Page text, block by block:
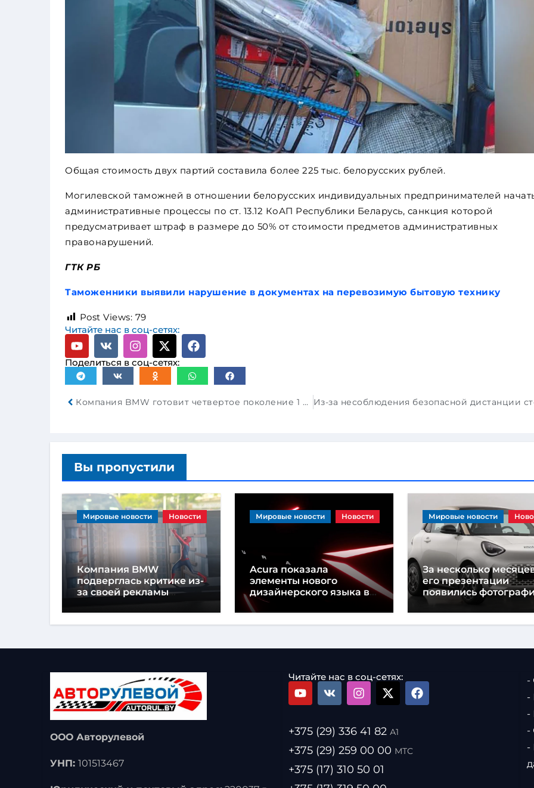
Общая стоимость двух партий составила более 225 тыс. белорусских рублей.
Могилевской таможней в отношении белорусских индивидуальных предпринимателей
административные процессы по ст. 13.12 КоАП Республики Беларусь, санкция которой
предусматривает штраф в размере до 50% от стоимости предметов административных
правонарушений.
ГТК РБ
Таможенники выявили нарушение в документах на перевозимую бытовую технику
Post Views: 79
Читайте нас в соц-сетях:
Поделиться в соц-сетях:
Компания BMW готовит четвертое поколение 1 серии
Вы пропустили
Мировые новости Новости
Компания BMW
подверглась критике из-
за своей рекламы
автомобиля
Мировые новости Новости
Acura показала
элементы нового
дизайнерского языка в
преддверии
презентации концепт-
кара
Мировые новости
За несколько
его презентации
появились
нового Smart #2
ООО Авторулевой
УНП: 101513467
Читайте нас в соц-сетях:
+375 (29) 336 41 82 А1
+375 (29) 259 00 00 МТС
+375 (17) 310 50 01
-
-
-
-
-